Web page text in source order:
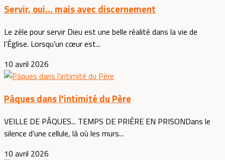
Servir, oui... mais avec discernement
Le zèle pour servir Dieu est une belle réalité dans la vie de
l’Église. Lorsqu’un cœur est...
10 avril 2026
Pâques dans l'intimité du Père
VEILLE DE PÂQUES... TEMPS DE PRIÈRE EN PRISONDans le
silence d’une cellule, là où les murs...
10 avril 2026